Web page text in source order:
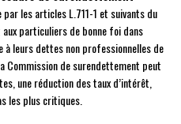
les articles L.711-1 et suivants du
particuliers de bonne foi dans
leurs dettes non professionnelles de
Commission de surendettement peut
une réduction des taux d’intérêt,
les plus critiques.